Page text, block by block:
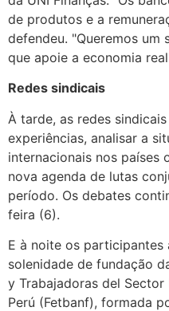
de produtos e a
defendeu. "Queremos um
que apoie a economia
Redes sindicais
À tarde, as redes
experiências, analisar a
internacionais nos países
nova agenda de lutas
período. Os debates
feira (6).
E à noite os participantes
solenidade de fundação
y Trabajadoras del Sector
Perú (Fetbanf), formada